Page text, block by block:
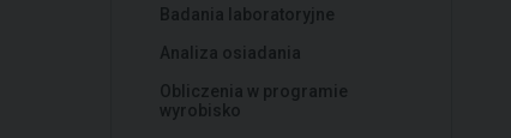
Badania laboratoryjne
Analiza osiadania
Obliczenia w programie
wyrobisko